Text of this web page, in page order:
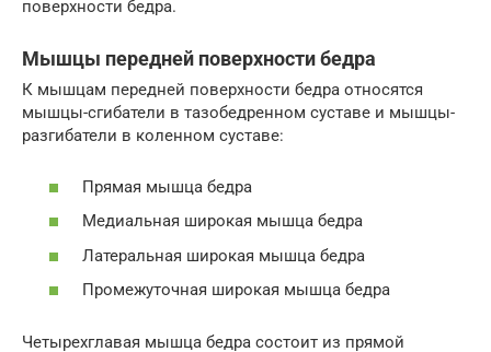
поверхности бедра.
Мышцы передней поверхности бедра
К мышцам передней поверхности бедра относятся
мышцы-сгибатели в тазобедренном суставе и мышцы-
разгибатели в коленном суставе:
Прямая мышца бедра
Медиальная широкая мышца бедра
Латеральная широкая мышца бедра
Промежуточная широкая мышца бедра
Четырехглавая мышца бедра состоит из прямой